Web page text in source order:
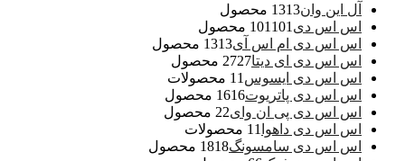
آل این وان 1313 محصول
اس اس دی
101 101 محصول
اس اس دی ام اس آی
1313 محصول
اس اس دی ای دیتا
2727 محصول
اس اس دی ایسوس
1 1 محصولات
اس اس دی پاتریوت
1616 محصول
اس اس دی پی ان وای 22 محصول
اس اس دی داهوا
1 1 محصولات
اس اس دی سامسونگ
1818 محصول